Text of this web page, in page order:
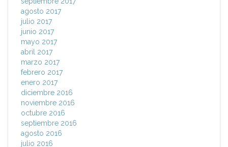
agosto 2017
julio 2017
junio 2017
mayo 2017
abril 2017
marzo 2017
febrero 2017
enero 2017
diciembre 2016
noviembre 2016
octubre 2016
septiembre 2016
agosto 2016
julio 2016